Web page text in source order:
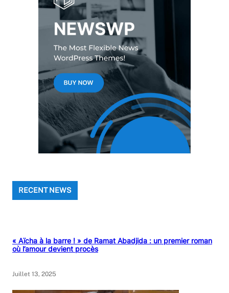
RECENT NEWS
« Aïcha à la barre ! » de Ramat Abadjida : un premier roman
où l’amour devient procès
Juillet 13, 2025